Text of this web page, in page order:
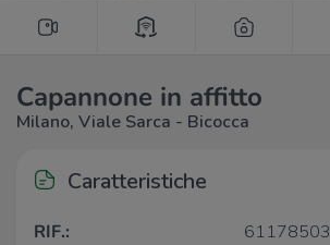
Capannone in affitto
Milano, Viale Sarca - Bicocca
Caratteristiche
RIF.:
61178503